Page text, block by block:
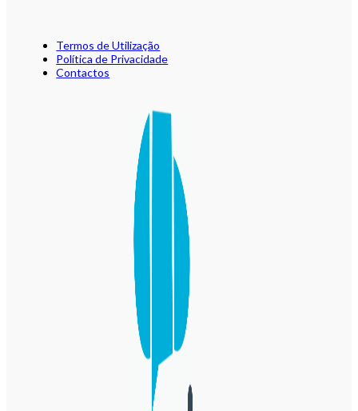
Termos de Utilização
Política de Privacidade
Contactos